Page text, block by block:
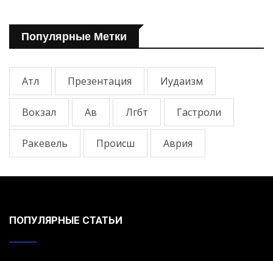
Популярные Метки
Атл Презентация Иудаизм
Вокзал Ав Лгбт Гастроли
Ракевель Происш Аврия
ПОПУЛЯРНЫЕ СТАТЬИ